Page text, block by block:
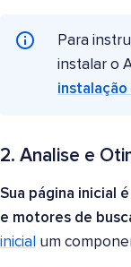
Para
instalar o
2. Analise e
Sua página inicial
e motores de
inicial um